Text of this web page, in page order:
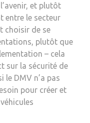
et plutôt
entre le secteur
choisir de se
plutôt que
– cela
sur la sécurité de
le DMV n’a pas
pour créer et